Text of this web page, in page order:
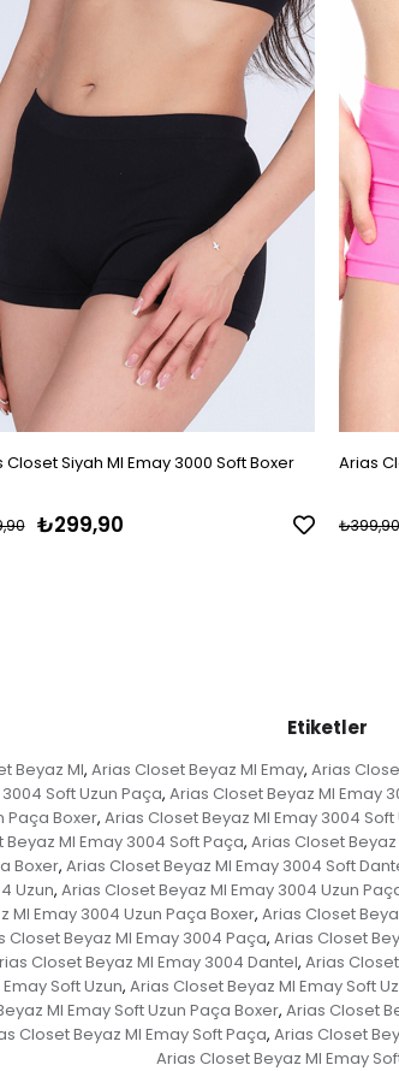
Closet Siyah MI Emay 3000 Soft Boxer
₺299,90
Arias
₺399,90
Etiketler
Beyaz MI, Arias Closet Beyaz MI Emay, Arias
Soft Uzun Paça, Arias Closet Beyaz MI Emay
Paça Boxer, Arias Closet Beyaz MI Emay 3004 Soft
MI Emay 3004 Soft Paça, Arias Closet
Boxer, Arias Closet Beyaz MI Emay 3004 Soft
Uzun, Arias Closet Beyaz MI Emay 3004 Uzun
MI Emay 3004 Uzun Paça Boxer, Arias Closet
Closet Beyaz MI Emay 3004 Paça, Arias Closet
Closet Beyaz MI Emay 3004 Dantel, Arias
Soft Uzun, Arias Closet Beyaz MI Emay Soft
MI Emay Soft Uzun Paça Boxer, Arias Closet
Closet Beyaz MI Emay Soft Paça, Arias Closet
Arias Closet Beyaz MI Emay